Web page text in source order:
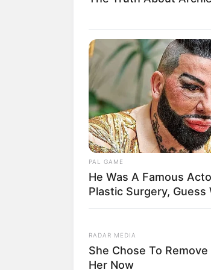
Bertahun-tahun,
Bandung (ITB).
Ternyata tahun 2021
performanya menjadi
PAL GAME
He Was A Famous
Plastic Surgery, Guess
RADAR MEDIA
She Chose To
Her Now